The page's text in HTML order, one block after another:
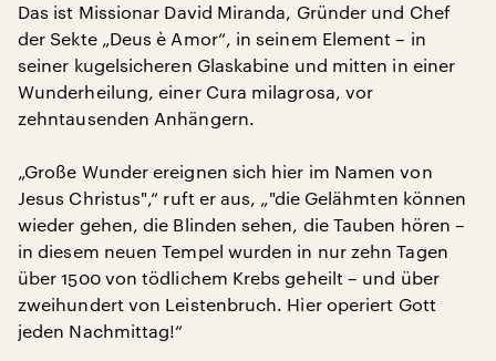
Das ist Missionar David Miranda, Gründer und Chef
der Sekte „Deus è Amor“, in seinem Element – in
seiner kugelsicheren Glaskabine und mitten in einer
Wunderheilung, einer Cura milagrosa, vor
zehntausenden Anhängern.
„Große Wunder ereignen sich hier im Namen von
Jesus Christus",“ ruft er aus, „"die Gelähmten können
wieder gehen, die Blinden sehen, die Tauben hören –
in diesem neuen Tempel wurden in nur zehn Tagen
über 1500 von tödlichem Krebs geheilt – und über
zweihundert von Leistenbruch. Hier operiert Gott
jeden Nachmittag!“